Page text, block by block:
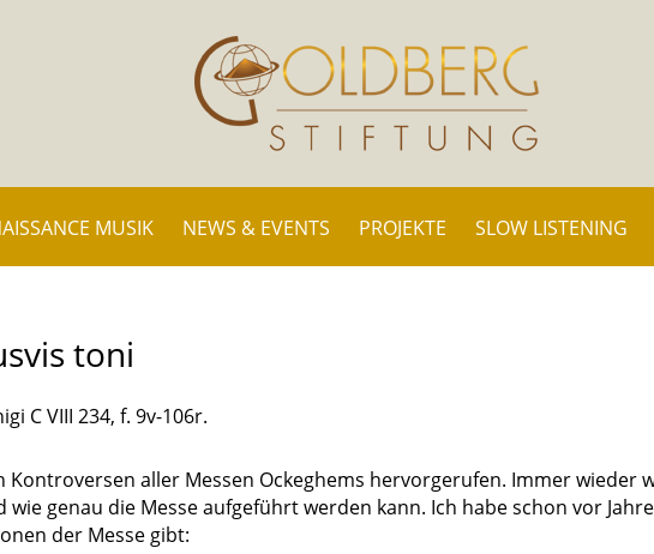
MUSIK NEWS & EVENTS PROJEKTE SLOW LISTENING
toni
C VIII 234, f. 9v-106r.
Kontroversen aller Messen Ockeghems hervorgerufen. Immer wieder
genau die Messe aufgeführt werden kann. Ich habe schon vor
der Messe gibt: